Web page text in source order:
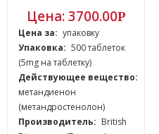
Цена:3700.00Р
Цена за: упаковку
Упаковка: 500 таблеток
(5mg на таблетку)
Действующее вещество:
метандиенон
(метандростенолон)
Производитель: British